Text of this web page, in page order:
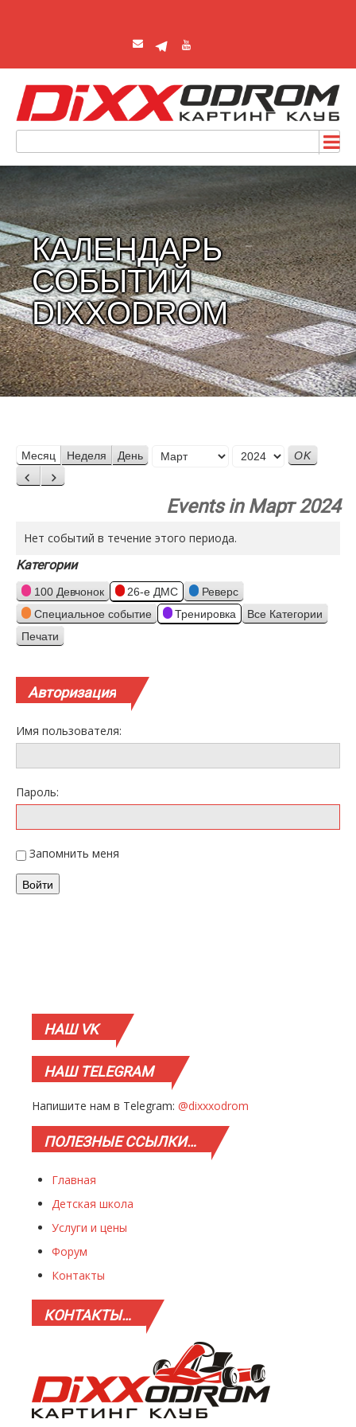
КАЛЕНДАРЬ
СОБЫТИЙ
DIXXODROM
Месяц Неделя День
Месяц
Назад
Вперед
Events in Март 2024
Нет событий в течение этого периода.
Категории
100 Девчонок 26-е ДМС
Реверс
Специальное событие
Тренировка Все Категории
Просмотр
Печати
Авторизация
Имя пользователя:
Пароль:
Запомнить меня
Войти
НАШVK
НАШTELEGRAM
Напишите нам в Telegram: @dixxxodrom
ПОЛЕЗНЫЕССЫЛКИ…
Главная
Детская школа
Услуги и цены
Форум
Контакты
КОНТАКТЫ…